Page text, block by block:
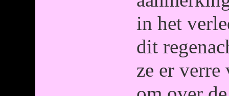
in het
dit
ze er verre